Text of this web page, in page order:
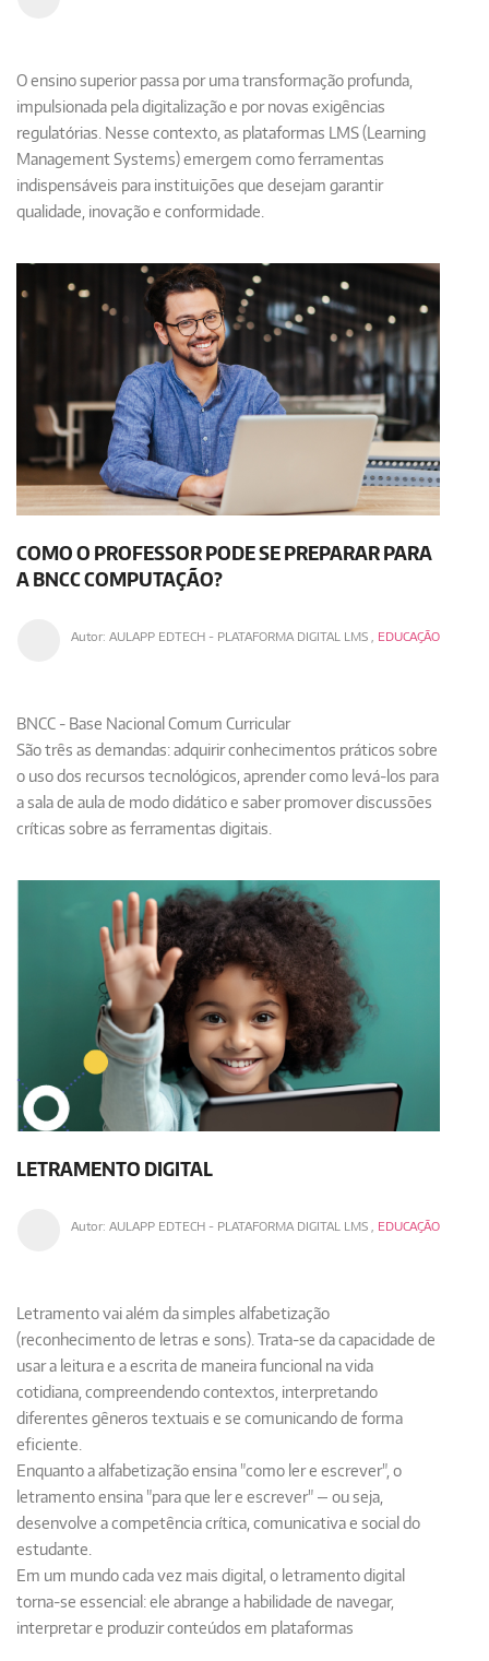
O ensino superior passa por uma transformação profunda,
impulsionada pela digitalização e por novas exigências
regulatórias. Nesse contexto, as plataformas LMS (Learning
Management Systems) emergem como ferramentas
indispensáveis para instituições que desejam garantir
qualidade, inovação e conformidade.
COMO O PROFESSOR PODE SE PREPARAR PARA
A BNCC COMPUTAÇÃO?
Autor: AULAPP EDTECH - PLATAFORMA DIGITAL LMS, EDUCAÇÃO
BNCC - Base Nacional Comum Curricular
São três as demandas: adquirir conhecimentos práticos sobre
o uso dos recursos tecnológicos, aprender como levá-los para
a sala de aula de modo didático e saber promover discussões
críticas sobre as ferramentas digitais.
LETRAMENTO DIGITAL
Autor: AULAPP EDTECH - PLATAFORMA DIGITAL LMS, EDUCAÇÃO
Letramentovai além da simples alfabetização
(reconhecimento de letras e sons). Trata-se dacapacidade de
usar a leitura e a escrita de maneira funcional na vida
cotidiana , compreendendo contextos, interpretando
diferentes gêneros textuais e se comunicando de forma
eficiente.
Enquanto aalfabetizaçãoensina "como ler e escrever", o
letramentoensina "para que ler e escrever" — ou seja,
desenvolve acompetência crítica, comunicativa e social do
estudante.
Em um mundo cada vez mais digital, o letramento digital
torna-se essencial: ele abrange a habilidade de navegar,
interpretar e produzir conteúdos em plataformas